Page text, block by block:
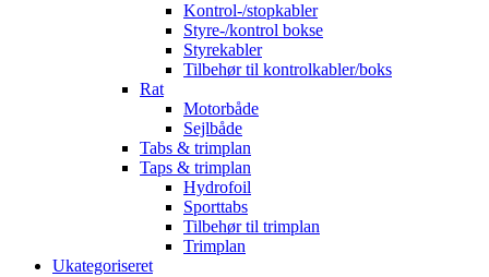
Kontrol-/stopkabler
Styre-/kontrol bokse
Styrekabler
Tilbehør til kontrolkabler/boks
Rat
Motorbåde
Sejlbåde
Tabs & trimplan
Taps & trimplan
Hydrofoil
Sporttabs
Tilbehør til trimplan
Trimplan
Ukategoriseret